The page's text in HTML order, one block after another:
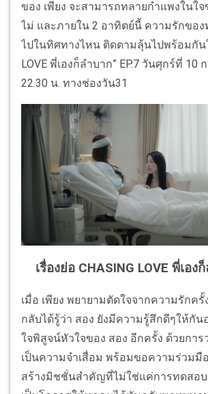
ของ เพียง จะสามารถทลายกำแพงในใ
ไม่ และภายใน 2 อาทิตย์นี้ ความรักของ
ไปในทิศทางไหน ติดตามลุ้นไปพร้อมกันใ
LOVE พี่เองก็ลำบาก” EP.7 วันศุกร์ที่ 10
22.30 น. ทางช่องวัน31
เรื่องย่อ CHASING LOVE พี่เอง
เมื่อ เพียง พยายามตัดใจจากความรักค
กลับได้รู้ว่า สอง ยังมีความรู้สึกดีๆให้กัน
ใจพิสูจน์หัวใจของ สอง อีกครั้ง ด้วยการ
เป็นความจำเสื่อม พร้อมขอความร่วมมื
สร้างมิชชั่นสำคัญที่ไม่ใช่แค่การทดสอบ